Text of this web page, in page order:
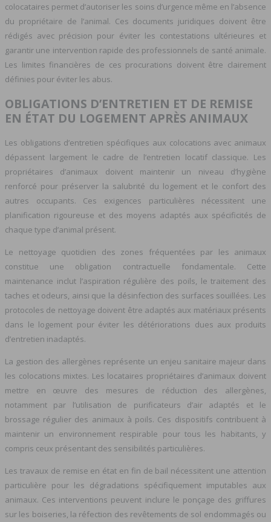
colocataires permet d’autoriser les soins d’urgence même en l’absence
du propriétaire de l’animal. Ces documents juridiques doivent être
rédigés avec précision pour éviter les contestations ultérieures et
garantir une intervention rapide des professionnels de santé animale.
Les limites financières de ces procurations doivent être clairement
définies pour éviter les abus.
OBLIGATIONS D’ENTRETIEN ET DE REMISE
EN ÉTAT DU LOGEMENT APRÈS ANIMAUX
Les obligations d’entretien spécifiques aux colocations avec animaux
dépassent largement le cadre de l’entretien locatif classique. Les
propriétaires d’animaux doivent maintenir un niveau d’hygiène
renforcé pour préserver la salubrité du logement et le confort des
autres occupants. Ces exigences particulières nécessitent une
planification rigoureuse et des moyens adaptés aux spécificités de
chaque type d’animal présent.
Le nettoyage quotidien des zones fréquentées par les animaux
constitue une obligation contractuelle fondamentale. Cette
maintenance inclut l’aspiration régulière des poils, le traitement des
taches et odeurs, ainsi que la désinfection des surfaces souillées. Les
protocoles de nettoyage doivent être adaptés aux matériaux présents
dans le logement pour éviter les détériorations dues aux produits
d’entretien inadaptés.
La gestion des allergènes représente un enjeu sanitaire majeur dans
les colocations mixtes. Les locataires propriétaires d’animaux doivent
mettre en œuvre des mesures de réduction des allergènes,
notamment par l’utilisation de purificateurs d’air adaptés et le
brossage régulier des animaux à poils. Ces dispositifs contribuent à
maintenir un environnement respirable pour tous les habitants, y
compris ceux présentant des sensibilités particulières.
Les travaux de remise en état en fin de bail nécessitent une attention
particulière pour les dégradations spécifiquement imputables aux
animaux. Ces interventions peuvent inclure le ponçage des griffures
sur les boiseries, la réfection des revêtements de sol endommagés ou